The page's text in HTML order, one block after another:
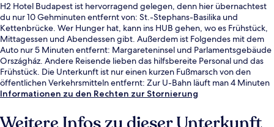
H2 Hotel Budapest ist hervorragend gelegen, denn hier übernachtest
du nur 10 Gehminuten entfernt von: St.-Stephans-Basilika und
Kettenbrücke. Wer Hunger hat, kann ins HUB gehen, wo es Frühstück,
Mittagessen und Abendessen gibt. Außerdem ist Folgendes mit dem
Auto nur 5 Minuten entfernt: Margareteninsel und Parlamentsgebäude
Országház. Andere Reisende lieben das hilfsbereite Personal und das
Frühstück. Die Unterkunft ist nur einen kurzen Fußmarsch von den
öffentlichen Verkehrsmitteln entfernt: Zur U-Bahn läuft man 4 Minuten
(Station Arany János utca) bzw. 6 Minuten (Station Bajcsy Zsilinszky út).
Informationen zu den Rechten zur Stornierung